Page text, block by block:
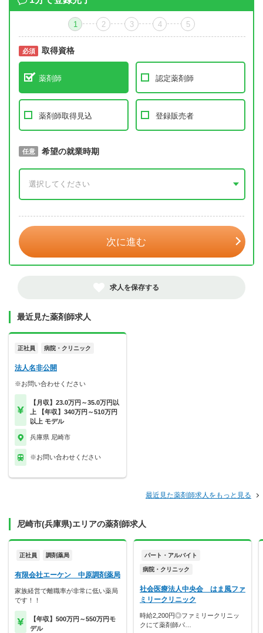
1 2 3 4 5
必須 取得資格
薬剤師 認定薬剤師
薬剤師取得見込 登録販売者
必須 取得予定年
任意 希望の就業時期
次に進む
求人を保存する
最近見た薬剤師求人
正社員 病院・クリニック
法人名非公開
※お問い合わせください
【月収】23.0万円～35.0万円以
上 【年収】340万円～510万円
以上 モデル
兵庫県 尼崎市
※お問い合わせください
最近見た薬剤師求人をもっと見る
尼崎市(兵庫県)エリアの薬剤師求人
正社員 調剤薬局
有限会社エーケン 中原調剤薬局
家族経営で離職率が非常に低い薬局
です！！
【年収】500万円～550万円モ
デル
パート・アルバイト
病院・クリニック
社会医療法人中央会 はま風ファ
ミリークリニック
時給2,200円◎ファミリークリニッ
クにて薬剤師パ…